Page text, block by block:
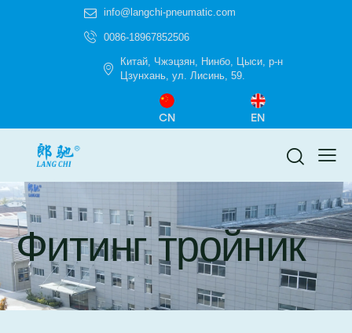
info@langchi-pneumatic.com
0086-18967852506
Китай, Чжэцзян, Нинбо, Цыси, р-н
Цзунхань, ул. Лисинь, 59.
CN EN
Фитинг тройник